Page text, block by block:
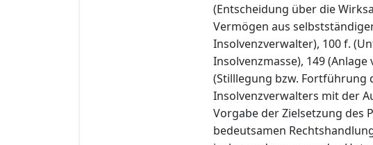
(Entscheidung über die
Vermögen aus
Insolvenzverwalter), 100 f.
Insolvenzmasse), 149
(Stilllegung bzw. Fortführung
Insolvenzverwalters mit der
Vorgabe der Zielsetzung des
bedeutsamen